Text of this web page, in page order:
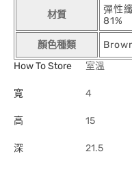
材質
彈性
81%
顏色種類
How To Store
室溫
寬 4
高 15
深 21.5